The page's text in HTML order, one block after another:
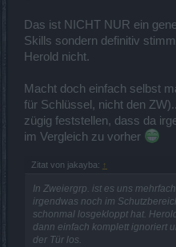
Das ist NICHT NUR ein
Skills sondern definitiv
Herold nicht.
Macht doch einfach selbst
für Schlüssel, nicht den
zügig feststellen, dass da
im Vergleich zu vorher
Zitat von jakayba: ↑
In Zweiergrp. ist es uns
irgendwas noch im
schonmal losgekloppt hat.
dann einfach komplett ignoriert
der Tür los.